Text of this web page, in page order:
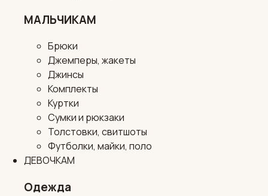
МАЛЬЧИКАМ
Брюки
Джемперы, жакеты
Джинсы
Комплекты
Куртки
Сумки и рюкзаки
Толстовки, свитшоты
Футболки, майки, поло
ДЕВОЧКАМ
Одежда